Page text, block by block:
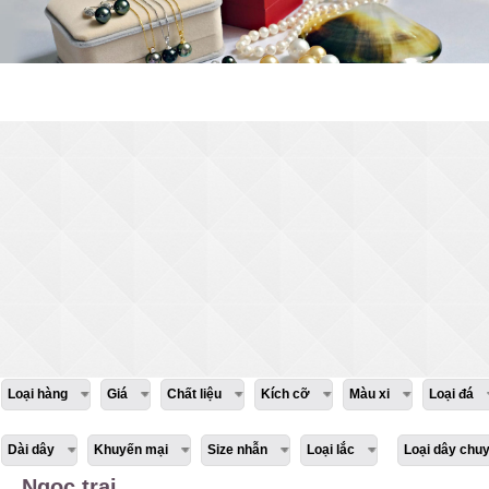
Loại hàng Giá Chất liệu Kích cỡ Màu xi Loại đá
Dài dây Khuyến mại Size nhẫn Loại lắc Loại dây